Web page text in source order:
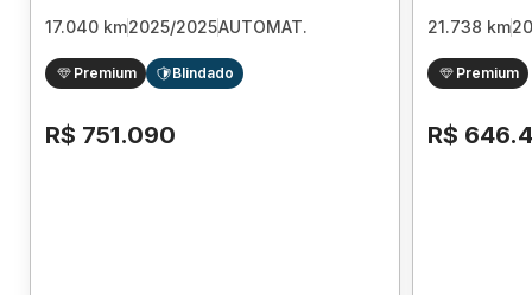
17.040 km2025/2025AUTOMAT.
Premium Blindado
R$ 751.090
21.738 km
Premium
R$